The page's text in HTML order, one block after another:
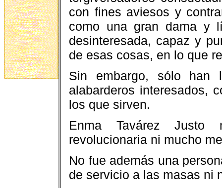
con fines aviesos y
como una gran dama y
desinteresada, capaz y
de esas cosas, en lo que
Sin embargo, sólo han
alabarderos interesados,
los que sirven.
Enma Tavárez Justo
revolucionaria ni mucho
No fue además una
de servicio a las masas ni